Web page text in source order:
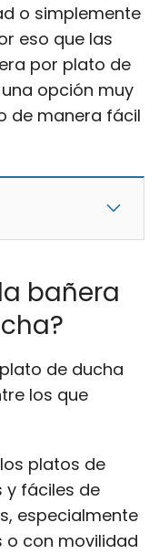
o simplemente
eso que las
por plato de
opción muy
de manera fácil
bañera
de ducha
los que
platos de
y fáciles de
especialmente
o con movilidad